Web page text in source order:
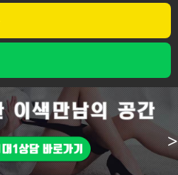
>